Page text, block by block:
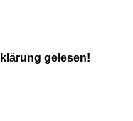
gelesen!